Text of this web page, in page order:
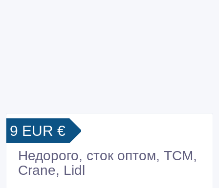
9 EUR €
Недорого, сток оптом, TCM,
Crane, Lidl